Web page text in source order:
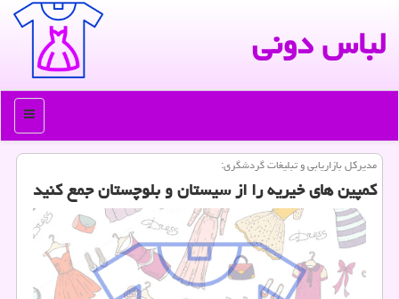
لباس دونی
منو
مدیركل بازاریابی و تبلیغات گردشگری:
كمپین های خیریه را از سیستان و بلوچستان جمع كنید